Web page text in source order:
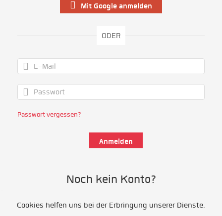
Mit Google anmelden
ODER
Passwort vergessen?
Noch kein Konto?
Als Freiwillige/r registrieren
Cookies helfen uns bei der Erbringung unserer Dienste.